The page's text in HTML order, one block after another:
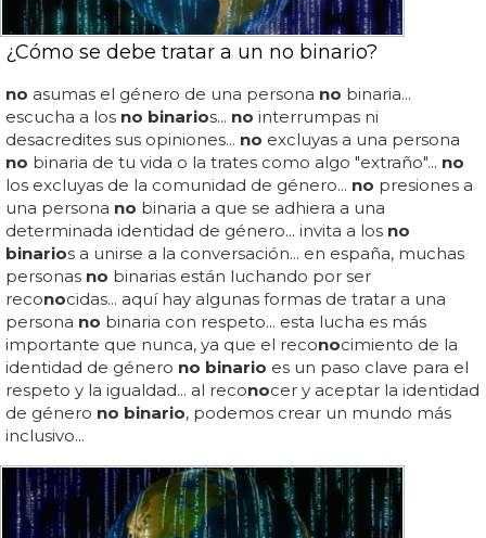
¿Cómo se debe tratar a un no binario?
no asumas el género de una persona no binaria...
escucha a los no binarios... no interrumpas ni
desacredites sus opiniones... no excluyas a una persona
no binaria de tu vida o la trates como algo "extraño"... no
los excluyas de la comunidad de género... no presiones a
una persona no binaria a que se adhiera a una
determinada identidad de género... invita a los no
binarios a unirse a la conversación... en españa, muchas
personas no binarias están luchando por ser
reconocidas... aquí hay algunas formas de tratar a una
persona no binaria con respeto... esta lucha es más
importante que nunca, ya que el reconocimiento de la
identidad de género no binario es un paso clave para el
respeto y la igualdad... al reconocer y aceptar la identidad
de género no binario, podemos crear un mundo más
inclusivo...